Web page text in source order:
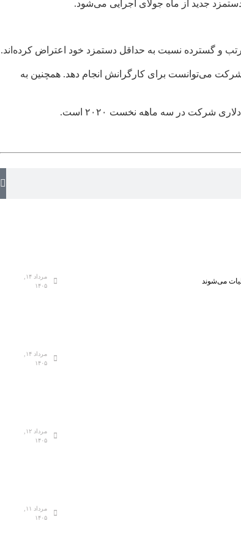
شرکت می‌توانست برای کارگرانش انجام دهد. همچنین به
می‌شوند
مرداد ۱۴,
۱۴۰۵
مرداد ۱۴,
۱۴۰۵
مرداد ۱۲,
۱۴۰۵
مرداد ۱۱,
۱۴۰۵